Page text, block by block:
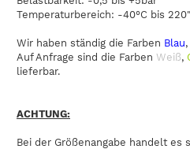
Temperaturbereich: -40°C bis
Wir haben ständig die Farben Blau,
Auf Anfrage sind die Farben Weiß,
lieferbar.
ACHTUNG:
Bei der Größenangabe handelt es